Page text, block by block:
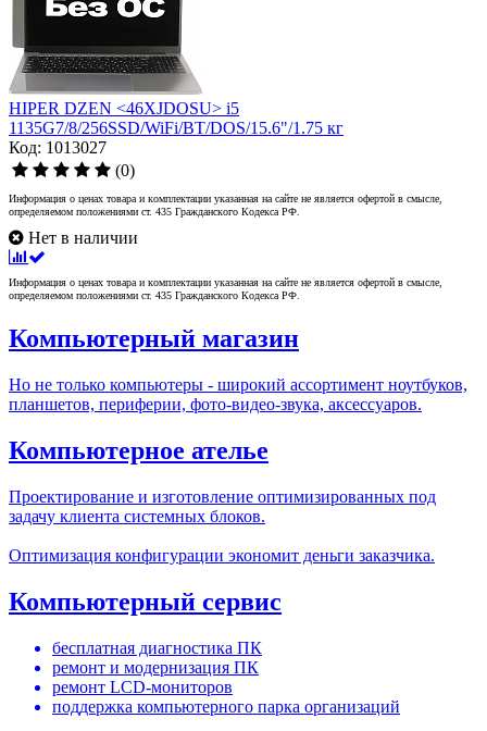
HIPER DZEN <46XJDOSU> i5
1135G7/8/256SSD/WiFi/BT/DOS/15.6"/1.75 кг
Код: 1013027
(0)
Информация о ценах товара и комплектации указанная на сайте не является офертой в смысле,
определяемом положениями ст. 435 Гражданского Кодекса РФ.
Нет в наличии
Информация о ценах товара и комплектации указанная на сайте не является офертой в смысле,
определяемом положениями ст. 435 Гражданского Кодекса РФ.
Компьютерный магазин
Но не только компьютеры - широкий ассортимент ноутбуков,
планшетов, периферии, фото-видео-звука, аксессуаров.
Компьютерное ателье
Проектирование и изготовление оптимизированных под
задачу клиента системных блоков.
Оптимизация конфигурации экономит деньги заказчика.
Компьютерный сервис
бесплатная диагностика ПК
ремонт и модернизация ПК
ремонт LCD-мониторов
поддержка компьютерного парка организаций